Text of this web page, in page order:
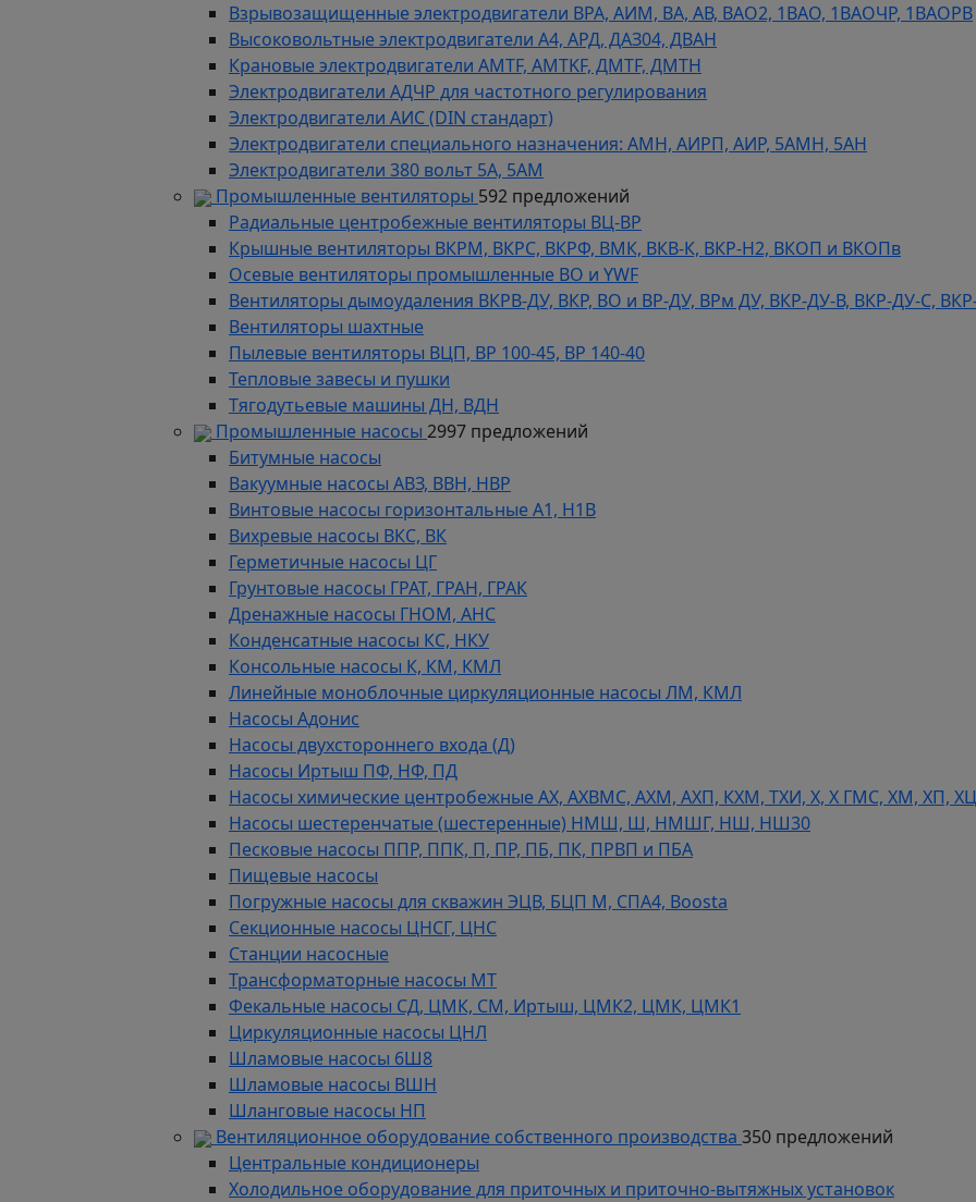
Взрывозащищенные электродвигатели ВРА, АИМ, ВА, АВ, ВАO2, 1ВАО, 1ВАОЧР, 1ВАОРВ
Высоковольтные электродвигатели A4, АРД, ДАЗ04, ДВАН
Крановые электродвигатели AMTF, AMTKF, ДMTF, ДМТН
Электродвигатели АДЧР для частотного регулирования
Электродвигатели АИС (DIN стандарт)
Электродвигатели специального назначения: АМН, АИРП, АИР, 5АМН, 5АН
Электродвигатели 380 вольт 5А, 5АМ
Промышленные вентиляторы 592 предложений
Радиальные центробежные вентиляторы ВЦ-ВР
Крышные вентиляторы ВКРМ, ВКРС, ВКРФ, ВМК, ВКВ-К, ВКР-Н2, ВКОП и ВКОПв
Осевые вентиляторы промышленные ВО и YWF
Вентиляторы дымоудаления ВКРВ-ДУ, ВКР, ВО и ВР-ДУ, ВРм ДУ, ВКР-ДУ-В, ВКР-ДУ-С,
Вентиляторы шахтные
Пылевые вентиляторы ВЦП, ВР 100-45, ВР 140-40
Тепловые завесы и пушки
Тягодутьевые машины ДН, ВДН
Промышленные насосы 2997 предложений
Битумные насосы
Вакуумные насосы АВЗ, ВВН, НВР
Винтовые насосы горизонтальные А1, Н1В
Вихревые насосы ВКС, ВК
Герметичные насосы ЦГ
Грунтовые насосы ГРАТ, ГРАН, ГРАК
Дренажные насосы ГНОМ, АНС
Конденсатные насосы КС, НКУ
Консольные насосы К, КМ, КМЛ
Линейные моноблочные циркуляционные насосы ЛМ, КМЛ
Насосы Адонис
Насосы двухстороннего входа (Д)
Насосы Иртыш ПФ, НФ, ПД
Насосы химические центробежные АХ, АХВМС, АХМ, АХП, КХМ, ТХИ, Х, Х ГМС, ХМ, ХП,
Насосы шестеренчатые (шестеренные) НМШ, Ш, НМШГ, НШ, НШ30
Песковые насосы ППР, ППК, П, ПР, ПБ, ПК, ПРВП и ПБА
Пищевые насосы
Погружные насосы для скважин ЭЦВ, БЦП М, СПА4, Boosta
Секционные насосы ЦНСГ, ЦНС
Станции насосные
Трансформаторные насосы МТ
Фекальные насосы СД, ЦМК, СМ, Иртыш, ЦМК2, ЦМК, ЦМК1
Циркуляционные насосы ЦНЛ
Шламовые насосы 6Ш8
Шламовые насосы ВШН
Шланговые насосы НП
Вентиляционное оборудование собственного производства 350 предложений
Центральные кондиционеры
Холодильное оборудование для приточных и приточно-вытяжных установок